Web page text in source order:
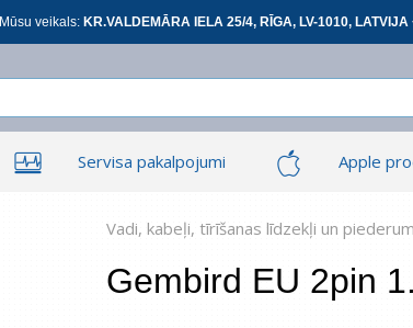
Mūsu veikals: KR.VALDEMĀRA IELA 25/4, RĪGA, LV-1010,
Ieiet
Ieiet
Servisa pakalpojumi Apple
Tīkla produkti Viedierīces
Vadi, kabeļi, tīrīšanas līdzekļi un
Gembird EU 2pin